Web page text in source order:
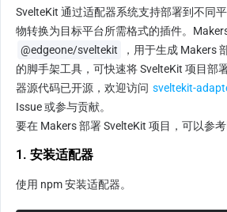
SvelteKit 通过适配器系统支持部署到不同
物转换为目标平台所需格式的插件。
@edgeone/sveltekit
，用于生成 Makers
的脚手架工具，可快速将 SvelteKit 项目部
器源代码已开源，欢迎访问 sveltekit-
Issue 或参与贡献。
要在 Makers 部署 SvelteKit 项目，可以参考
1. 安装适配器
使用 npm 安装适配器。